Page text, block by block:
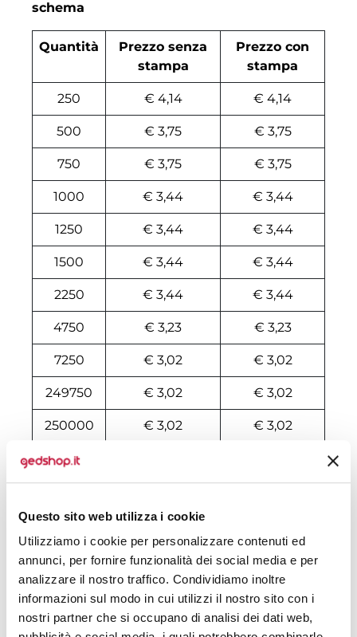
Questo sito web utilizza i cookie
Utilizziamo i cookie per personalizzare contenuti ed
annunci, per fornire funzionalità dei social media e per
analizzare il nostro traffico. Condividiamo inoltre
informazioni sul modo in cui utilizzi il nostro sito con i
nostri partner che si occupano di analisi dei dati web,
schema
Quantità
Prezzo senza
stampa
Prezzo con
stampa
250 € 4,14 € 4,14
500 € 3,75 € 3,75
750 € 3,75 € 3,75
1000 € 3,44 € 3,44
1250 € 3,44 € 3,44
1500 € 3,44 € 3,44
2250 € 3,44 € 3,44
4750 € 3,23 € 3,23
7250 € 3,02 € 3,02
249750 € 3,02 € 3,02
250000 € 3,02 € 3,02
Tecniche di stampa
Domande e risposte
Prodotti alternativi